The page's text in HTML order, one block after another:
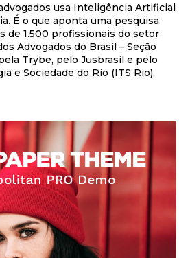
usa Inteligência Artificial
É o que aponta uma pesquisa
de 1.500 profissionais do setor
Advogados do Brasil – Seção
Trybe, pelo Jusbrasil e pelo
e Sociedade do Rio (ITS Rio).